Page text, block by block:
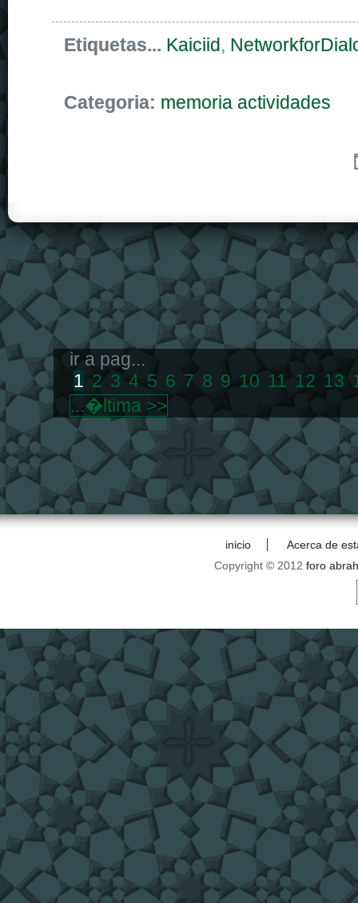
Etiquetas... Kaiciid,
Categoria: memoria actividades
ir a pag...
1 2 3 4 5 6 7 8 9 10 11 12 13
...�ltima >>
inicio
Acerca de
Copyright © 2012 foro